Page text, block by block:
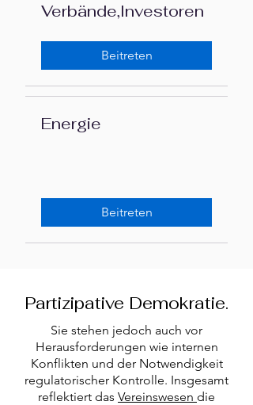
Verbände,Investoren
Beitreten
Energie
Beitreten
Partizipative Demokratie.
Sie stehen jedoch auch vor
Herausforderungen wie internen
Konflikten und der Notwendigkeit
regulatorischer Kontrolle. Insgesamt
reflektiert das Vereinswesen die